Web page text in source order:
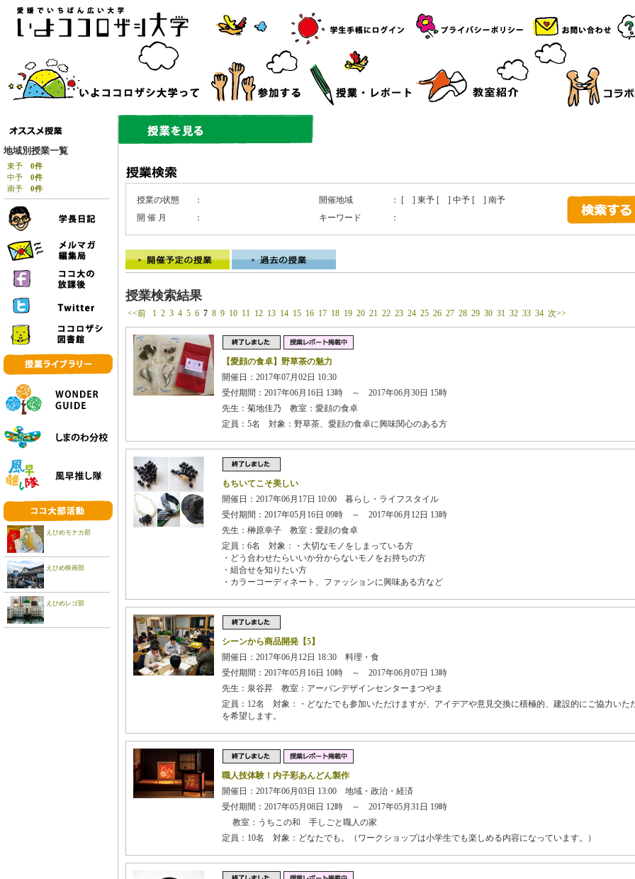
地域別授業一覧
東予 0件
中予 0件
南予 0件
えひめモナカ部
えひめ映画部
えひめレゴ部
授業の状態 ： 開催地域
： [ ] 東予 [ ] 中予 [ ] 南予
開 催 月
： キーワード ：
授業検索結果
<<前 1 2 3 4 5 6 7 8 9 10 11 12 13 14 15 16 17 18 19 20 21 22 23 24 25 26 27 28 29 30 31 32 33 34 次>>
【愛顔の食卓】野草茶の魅力
開催日：2017年07月02日 10:30
受付期間：2017年06月16日 13時 ～ 2017年06月30日 15時
先生：菊地佳乃 教室：愛顔の食卓
定員：5名 対象：野草茶、愛顔の食卓に興味関心のある方
もちいてこそ美しい
開催日：2017年06月17日 10:00 暮らし・ライフスタイル
受付期間：2017年05月16日 09時 ～ 2017年06月12日 13時
先生：榊原幸子 教室：愛顔の食卓
定員：6名 対象：・大切なモノをしまっている方
・どう合わせたらいいか分からないモノをお持ちの方
・組合せを知りたい方
・カラーコーディネート、ファッションに興味ある方など
シーンから商品開発【5】
開催日：2017年06月12日 18:30 料理・食
受付期間：2017年05月16日 10時 ～ 2017年06月07日 13時
先生：泉谷昇 教室：アーバンデザインセンターまつやま
定員：12名 対象：・どなたでも参加いただけますが、アイデアや意見交換に積極的、建設的にご協力いた
を希望します。
職人技体験！内子彩あんどん製作
開催日：2017年06月03日 13:00 地域・政治・経済
受付期間：2017年05月08日 12時 ～ 2017年05月31日 19時
教室：うちこの和 手しごと職人の家
定員：10名 対象：どなたでも。（ワークショップは小学生でも楽しめる内容になっています。）